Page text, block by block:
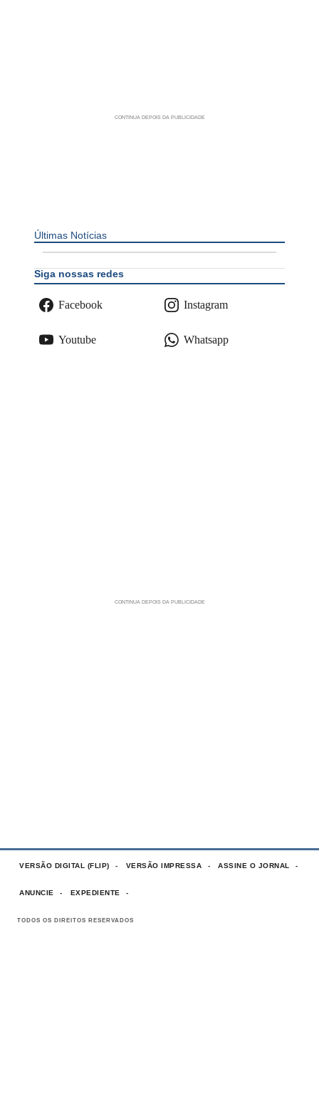
Últimas Notícias
Siga nossas redes
Facebook Instagram
Youtube Whatsapp
VERSÃO DIGITAL (FLIP) VERSÃO IMPRESSA ASSINE O JORNAL
ANUNCIE EXPEDIENTE
TODOS OS DIREITOS RESERVADOS